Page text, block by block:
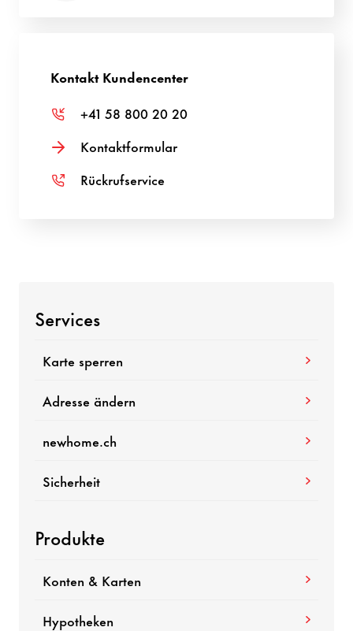
Kontakt Kundencenter
+41 58 800 20 20
Kontaktformular
Rückrufservice
Services
Karte sperren
Adresse ändern
newhome.ch
Sicherheit
Produkte
Konten & Karten
Hypotheken